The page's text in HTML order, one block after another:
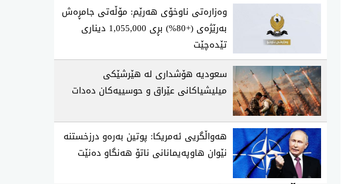
وەزارەتی ناوخۆی هەرێم: مۆڵەتی جامڕەش
بەرێژەی (+80%) بڕی 1,055,000 دیناری
تێدەچێت
سعودیە هۆشداری لە هێرشێکی
میلیشیاکانی عێراق و حوسییەکان دەدات
هەواڵگریی ئەمریکا: پوتین بەرەو درزخستنە
نێوان هاوپەیمانانی ناتۆ هەنگاو دەنێت